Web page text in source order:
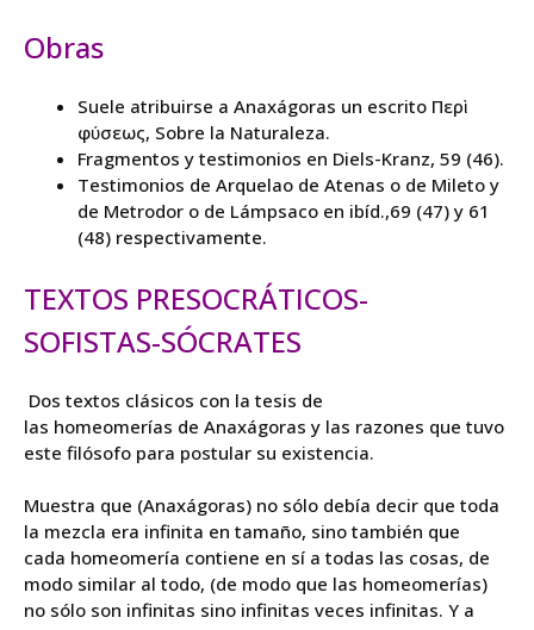
Obras
Suele atribuirse a Anaxágoras un escrito Περὶ
φύσεως, Sobre la Naturaleza.
Fragmentos y testimonios en Diels-Kranz, 59 (46).
Testimonios de Arquelao de Atenas o de Mileto y
de Metrodor o de Lámpsaco en ibíd.,69 (47) y 61
(48) respectivamente.
TEXTOS PRESOCRÁTICOS-
SOFISTAS-SÓCRATES
Dos textos clásicos con la tesis de
las homeomerías de Anaxágoras y las razones que tuvo
este filósofo para postular su existencia.
Muestra que (Anaxágoras) no sólo debía decir que toda
la mezcla era infinita en tamaño, sino también que
cada homeomería contiene en sí a todas las cosas, de
modo similar al todo, (de modo que las homeomerías)
no sólo son infinitas sino infinitas veces infinitas. Y a